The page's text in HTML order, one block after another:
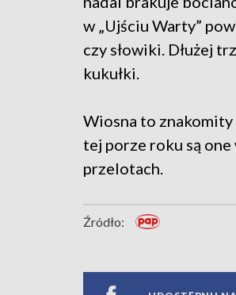
w „Ujściu Warty”
czy słowiki. Dłużej
kukułki.
Wiosna to znakomity
tej porze roku są
przelotach.
Źródło: